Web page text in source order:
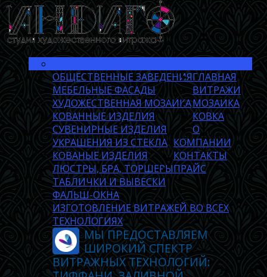
ОБЩЕСТВЕННЫЕ ЗАВЕДЕНИЯ
МЕБЕЛЬНЫЕ ФАСАДЫ
ХУДОЖЕСТВЕННАЯ МОЗАИКА
КОВАННЫЕ ИЗДЕЛИЯ
СУВЕНИРНЫЕ ИЗДЕЛИЯ
УКРАШЕНИЯ ИЗ СТЕКЛА
КОВАНЫЕ ИЗДЕЛИЯ
ЛЮСТРЫ, БРА, ТОРШЕРЫ
ТАБЛИЧКИ И ВЫВЕСКИ
ФАЛЬШ-ОКНА
ГЛАВНАЯ
ВИТРАЖИ
ИЗГОТОВЛЕНИЕ ВИТРАЖЕЙ ВО ВСЕХ
ТЕХНОЛОГИЯХ
МЫ ПРЕДОСТАВЛЯЕМ
ШИРОКИЙ СПЕКТР
ВИТРАЖНЫХ ТЕХНОЛОГИЙ:
МОЗАИКА
КОВКА
О
КОМПАНИИ
КОНТАКТЫ
ПРАЙС